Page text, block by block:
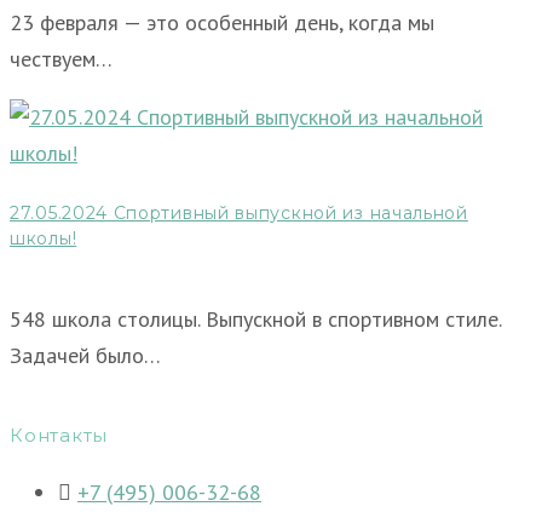
23 февраля — это особенный день, когда мы
чествуем…
27.05.2024 Спортивный выпускной из начальной
школы!
548 школа столицы. Выпускной в спортивном стиле.
Задачей было…
Контакты
+7 (495) 006-32-68